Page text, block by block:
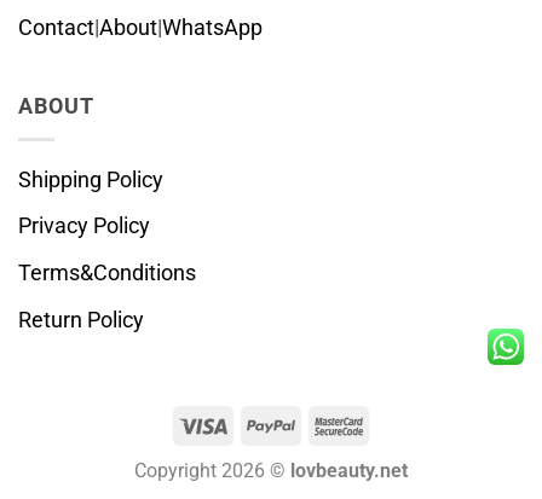
Contact|About|WhatsApp
ABOUT
Shipping Policy
Privacy Policy
Terms&Conditions
Return Policy
Visa PayPal MasterCard
Copyright 2026 © lovbeauty.net